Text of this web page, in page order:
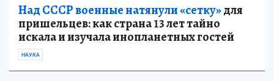
Над СССР военные натянули «сетку»для
пришельцев: как страна 13 лет тайно
искала и изучала инопланетных гостей
НАУКА